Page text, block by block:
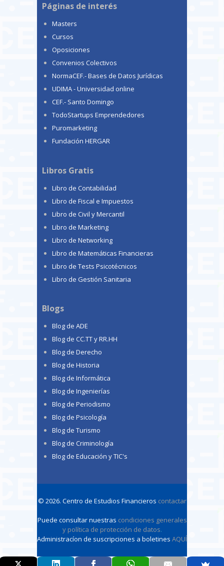
Páginas de interés
Masters
Cursos
Oposiciones
Convenios Colectivos
NormaCEF.- Bases de Datos Jurídicas
UDIMA - Universidad online
CEF.- Santo Domingo
TodoStartups Emprendedores
Puromarketing
Fundación HERGAR
Libros Gratis
Libro de Contabilidad
Libro de Fiscal e Impuestos
Libro de Civil y Mercantil
Libro de Marketing
Libro de Networking
Libro de Matemáticas Financieras
Libro de Tests Psicotécnicos
Libro de Gestión Sanitaria
Blogs
Blog de ADE
Blog de CC.TT y RR.HH
Blog de Derecho
Blog de Historia
Blog de Informática
Blog de Ingenierías
Blog de Periodismo
Blog de Psicología
Blog de Turismo
Blog de Criminología
Blog de Educación y TIC's
© 2026. Centro de Estudios Financieros contactar
Puede consultar nuestras condiciones generales
y política de protección de datos.
Administracíon de suscripciones a boletines AQUÍ